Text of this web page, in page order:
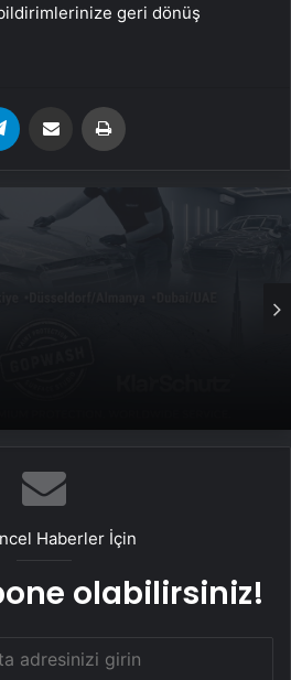
geri dönüş
Email'den paylaş
Haberler İçin
olabilirsiniz!